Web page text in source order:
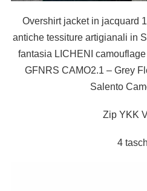
Overshirt jacket in jacquard
antiche tessiture artigianali in
fantasia LICHENI
GFNRS CAMO2.1 – Grey
Salento
Zip YKK
4